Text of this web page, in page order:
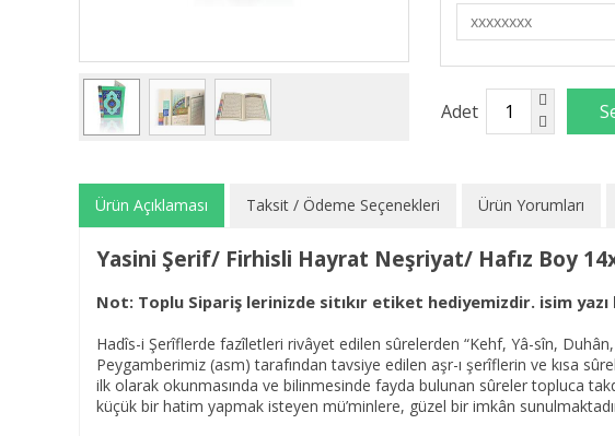
Adet
Ürün Açıklaması Taksit / Ödeme Seçenekleri Ürün Yorumları
Yasini Şerif/ Firhisli Hayrat Neşriyat/ Hafız Boy
Not: Toplu Sipariş lerinizde sitıkır etiket hediyemizdir. isim yazı
Hadîs-i Şerîflerde fazîletleri rivâyet edilen sûrelerden “Kehf, Yâ-sîn,
Peygamberimiz (asm) tarafından tavsiye edilen aşr-ı şerîflerin ve kısa
ilk olarak okunmasında ve bilinmesinde fayda bulunan sûreler topluca
küçük bir hatim yapmak isteyen mü’minlere, güzel bir imkân